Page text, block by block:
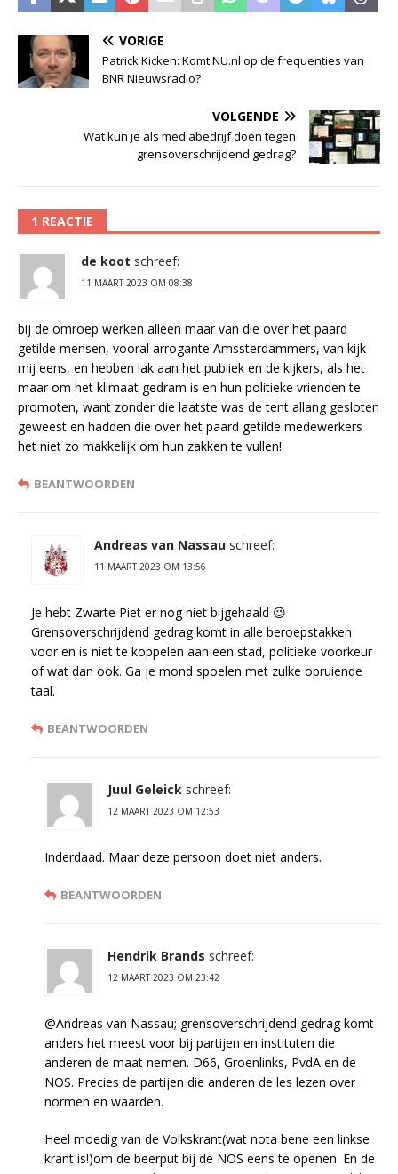
VORIGE
Patrick Kicken: Komt NU.nl op de frequenties van
BNR Nieuwsradio?
VOLGENDE
Wat kun je als mediabedrijf doen tegen
grensoverschrijdend gedrag?
1 REACTIE
de koot schreef:
11 MAART 2023 OM 08:38
bij de omroep werken alleen maar van die over het paard
getilde mensen, vooral arrogante Amssterdammers, van kijk
mij eens, en hebben lak aan het publiek en de kijkers, als het
maar om het klimaat gedram is en hun politieke vrienden te
promoten, want zonder die laatste was de tent allang gesloten
geweest en hadden die over het paard getilde medewerkers
het niet zo makkelijk om hun zakken te vullen!
BEANTWOORDEN
Andreas van Nassau schreef:
11 MAART 2023 OM 13:56
Je hebt Zwarte Piet er nog niet bijgehaald 😉
Grensoverschrijdend gedrag komt in alle beroepstakken
voor en is niet te koppelen aan een stad, politieke voorkeur
of wat dan ook. Ga je mond spoelen met zulke opruiende
taal.
BEANTWOORDEN
Juul Geleick schreef:
12 MAART 2023 OM 12:53
Inderdaad. Maar deze persoon doet niet anders.
BEANTWOORDEN
Hendrik Brands schreef:
12 MAART 2023 OM 23:42
@Andreas van Nassau; grensoverschrijdend gedrag komt
anders het meest voor bij partijen en instituten die
anderen de maat nemen. D66, Groenlinks, PvdA en de
NOS. Precies de partijen die anderen de les lezen over
normen en waarden.
Heel moedig van de Volkskrant(wat nota bene een linkse
krant is!)om de beerput bij de NOS eens te openen. En de